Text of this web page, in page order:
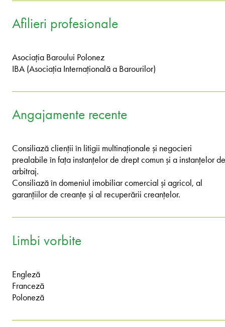
Afilieri profesionale
Asociația Baroului Polonez
IBA (Asociația Internațională a Barourilor)
Angajamente recente
Consiliază clienții în litigii multinaționale și negocieri
prealabile în fața instanțelor de drept comun și a instanțelor de
arbitraj.
Consiliază în domeniul imobiliar comercial și agricol, al
garanțiilor de creanțe și al recuperării creanțelor.
Limbi vorbite
Engleză
Franceză
Poloneză